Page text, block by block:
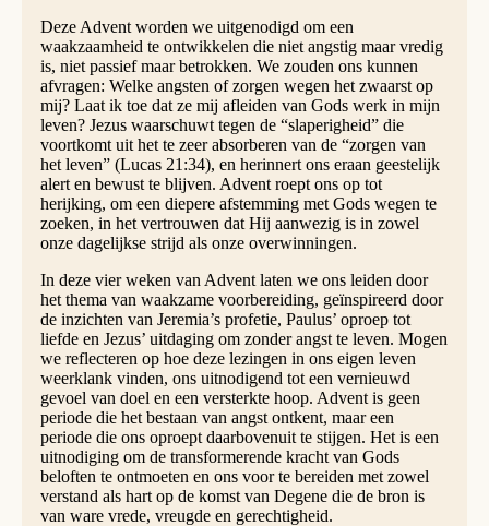
Deze Advent worden we uitgenodigd om een
waakzaamheid te ontwikkelen die niet angstig maar vredig
is, niet passief maar betrokken. We zouden ons kunnen
afvragen: Welke angsten of zorgen wegen het zwaarst op
mij? Laat ik toe dat ze mij afleiden van Gods werk in mijn
leven? Jezus waarschuwt tegen de “slaperigheid” die
voortkomt uit het te zeer absorberen van de “zorgen van
het leven” (Lucas 21:34), en herinnert ons eraan geestelijk
alert en bewust te blijven. Advent roept ons op tot
herijking, om een diepere afstemming met Gods wegen te
zoeken, in het vertrouwen dat Hij aanwezig is in zowel
onze dagelijkse strijd als onze overwinningen.
In deze vier weken van Advent laten we ons leiden door
het thema van waakzame voorbereiding, geïnspireerd door
de inzichten van Jeremia’s profetie, Paulus’ oproep tot
liefde en Jezus’ uitdaging om zonder angst te leven. Mogen
we reflecteren op hoe deze lezingen in ons eigen leven
weerklank vinden, ons uitnodigend tot een vernieuwd
gevoel van doel en een versterkte hoop. Advent is geen
periode die het bestaan van angst ontkent, maar een
periode die ons oproept daarbovenuit te stijgen. Het is een
uitnodiging om de transformerende kracht van Gods
beloften te ontmoeten en ons voor te bereiden met zowel
verstand als hart op de komst van Degene die de bron is
van ware vrede, vreugde en gerechtigheid.